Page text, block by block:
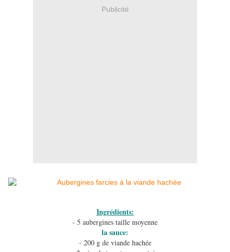
Publicité
Ingrédients:
- 5 aubergines taille moyenne
la sauce:
- 200 g de viande hachée